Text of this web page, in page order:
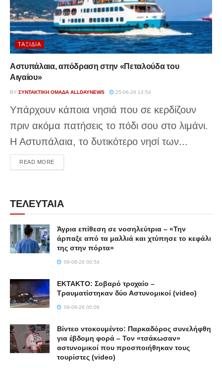
ΤΑΞΊΔΙΑ
Αστυπάλαια, απόδραση στην «Πεταλούδα του
Αιγαίου»
BY ΣΥΝΤΑΚΤΙΚΉ ΟΜΆΔΑ ALLDAYNEWS 25-06-26 12:54
Υπάρχουν κάποια νησιά που σε κερδίζουν
πριν ακόμα πατήσεις το πόδι σου στο λιμάνι.
Η Αστυπάλαια, το δυτικότερο νησί των...
READ MOREDETAILS
ΤΕΛΕΥΤΑΙΑ
Άγρια επίθεση σε νοσηλεύτρια – «Την
άρπαξε από τα μαλλιά και χτύπησε το κεφάλι
της στην πόρτα»
09-08-26 00:54
ΕΚΤΑΚΤΟ: Σοβαρό τροχαίο –
Τραυματίστηκαν δύο Αστυνομικοί (video)
09-08-26 00:06
Βίντεο ντοκουμέντο: Παρκαδόρος συνελήφθη
για έβδομη φορά – Τον «τσάκωσαν»
αστυνομικοί που προσποιήθηκαν τους
τουρίστες (video)